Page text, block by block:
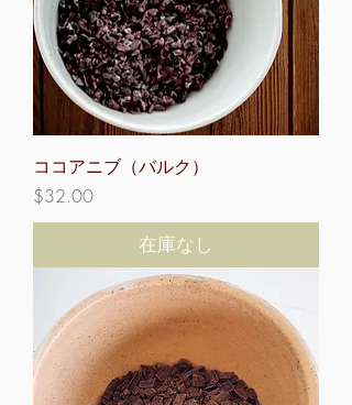
ココアニブ（バルク）
価格
$32.00
在庫なし